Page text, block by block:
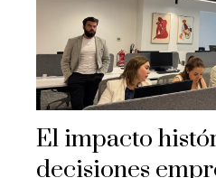
El impacto
decisiones